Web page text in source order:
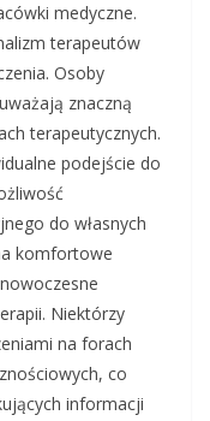
medyczne.
terapeutów
Osoby
znaczną
terapeutycznych.
podejście do
do własnych
komfortowe
Niektórzy
na forach
co
informacji